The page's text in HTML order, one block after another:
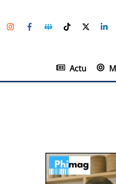
to
InstagramFacebookGroupe
Facebook
TikTokTwitter
Actu